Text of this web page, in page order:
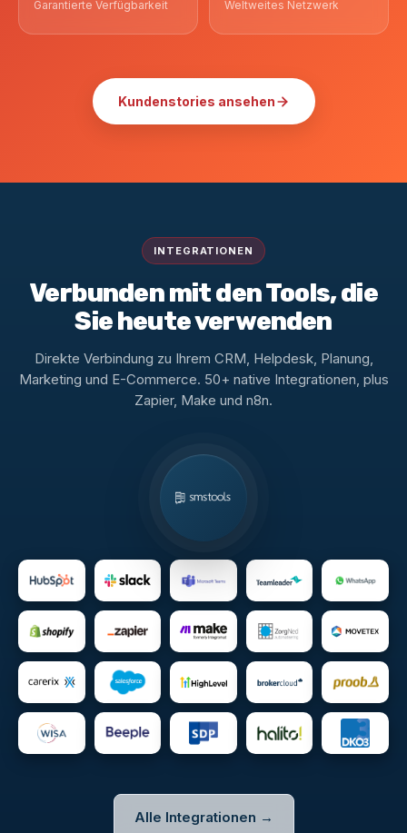
Garantierte Verfügbarkeit Weltweites Netzwerk
Kundenstories ansehen
INTEGRATIONEN
Verbunden mit den Tools, die
Sie heute verwenden
Direkte Verbindung zu Ihrem CRM, Helpdesk, Planung,
Marketing und E-Commerce. 50+ native Integrationen, plus
Zapier, Make und n8n.
Alle Integrationen →